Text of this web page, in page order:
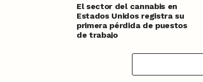
El sector del cannabis en
Estados Unidos registra su
primera pérdida de puestos
de trabajo